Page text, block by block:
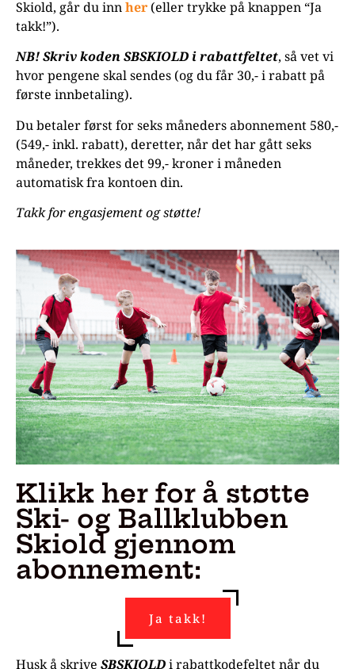
Skiold, går du innher (eller trykke på knappen “Ja
takk!”).
NB! Skriv koden SBSKIOLD i rabattfeltet, så vet vi
hvor pengene skal sendes (og du får 30,- i rabatt på
første innbetaling).
Du betaler først for seks måneders abonnement 580,-
(549,- inkl. rabatt), deretter, når det har gått seks
måneder, trekkes det 99,- kroner i måneden
automatisk fra kontoen din.
Takk for engasjement og støtte!
Klikk her for å støtte
Ski- og Ballklubben
Skiold gjennom
abonnement:
Ja takk!
Husk å skrive SBSKIOLDi rabattkodefeltet når du